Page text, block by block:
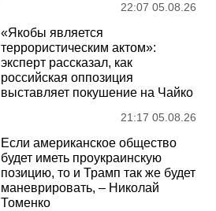
22:07 05.08.26
«Якобы является
террористическим актом»:
эксперт рассказал, как
российская оппозиция
выставляет покушение на Чайко
21:17 05.08.26
Если американское общество
будет иметь проукраинскую
позицию, то и Трамп так же будет
маневрировать, – Николай
Томенко